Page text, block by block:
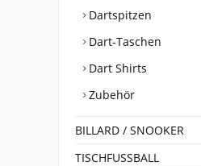
Dartspitzen
Dart-Taschen
Dart Shirts
Zubehör
BILLARD / SNOOKER
TISCHFUSSBALL